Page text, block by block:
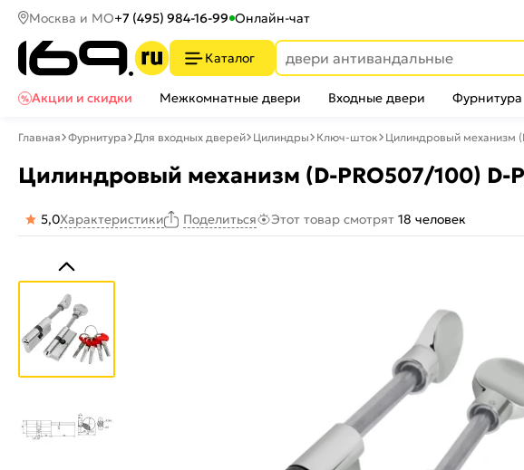
Москва и МО+7 (495) 984-16-99 Онлайн-чат
Каталог
Акции и скидки
Межкомнатные двери Входные двери Фурнитура
Главная Фурнитура Для входных дверей Цилиндры Ключ-шток Цилиндровый механизм
Цилиндровый механизм (D-PRO507/100) D-
5,0Характеристики Поделиться Этот товар смотрят 18 человек